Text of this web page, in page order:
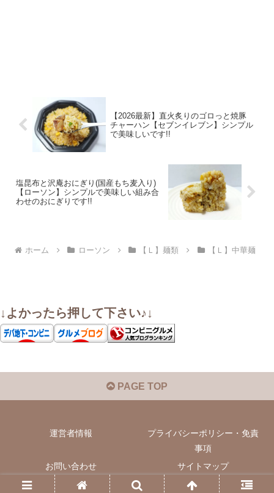
【2026最新】直火炙りのゴロっと焼豚
チャーハン【セブンイレブン】シンプル
で美味しいです!!
塩昆布と沢庵おにぎり(国産もち麦入り)
【ローソン】シンプルで美味しい組み合
わせのおにぎりです!!
ホーム ローソン 【Ｌ】麺類 【Ｌ】中華麺
↓よかったら押して下さい♪↓
PAGE TOP
運営者情報
プライバシーポリシー・免責
事項
お問い合わせ
サイトマップ
© 2022 いぬきちのコンビニ飯.